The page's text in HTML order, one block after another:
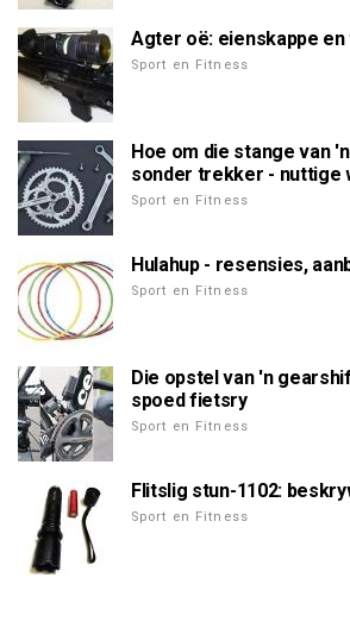
Agter oë: eienskappe
Sport en Fitness
Hoe om die stange van
sonder trekker - nuttige
Sport en Fitness
Hulahup - resensies,
Sport en Fitness
Die opstel van 'n
spoed fietsry
Sport en Fitness
Flitslig stun-1102:
Sport en Fitness